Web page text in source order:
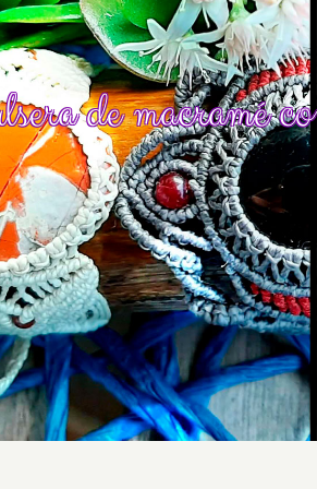
de macramé